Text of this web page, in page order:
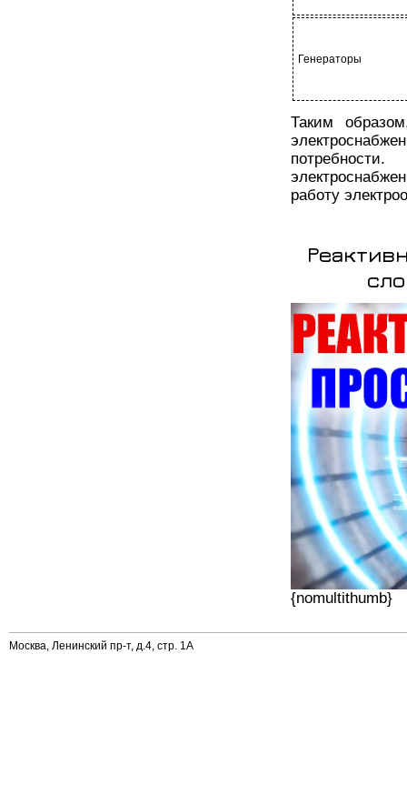
Генераторы
Таким
работу
{nomultithumb}
Москва, Ленинский пр-т, д.4, стр. 1А